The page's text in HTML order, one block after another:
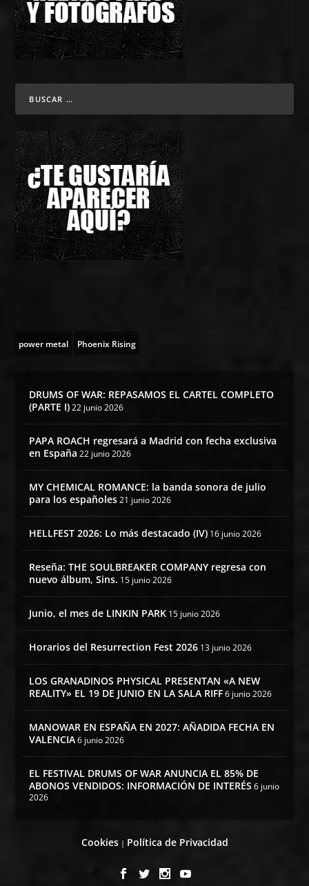
power metal Phoenix Rising
DRUMS OF WAR: REPASAMOS EL CARTEL COMPLETO
(PARTE I) 22 junio 2026
PAPA ROACH regresará a Madrid con fecha exclusiva
en España 22 junio 2026
MY CHEMICAL ROMANCE: la banda sonora de julio
para los españoles 21 junio 2026
HELLFEST 2026: Lo más destacado (IV) 16 junio 2026
Reseña: THE SOULBREAKER COMPANY regresa con
nuevo álbum, Sins. 15 junio 2026
Junio, el mes de LINKIN PARK 15 junio 2026
Horarios del Resurrection Fest 2026 13 junio 2026
LOS GRANADINOS PHYSICAL PRESENTAN «A NEW
REALITY» EL 19 DE JUNIO EN LA SALA RIFF 6 junio 2026
MANOWAR EN ESPAÑA EN 2027: AÑADIDA FECHA EN
VALENCIA 6 junio 2026
EL FESTIVAL DRUMS OF WAR ANUNCIA EL 85% DE
ABONOS VENDIDOS: INFORMACIÓN DE INTERÉS 6 junio
2026
Cookies| Política de Privacidad